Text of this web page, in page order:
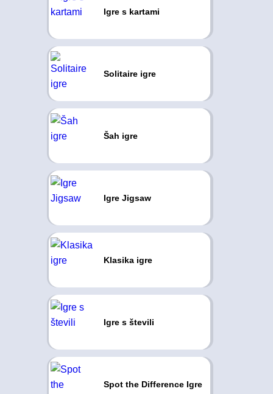
Igre s kartami
Solitaire igre
Šah igre
Igre Jigsaw
Klasika igre
Igre s števili
Spot the Difference Igre